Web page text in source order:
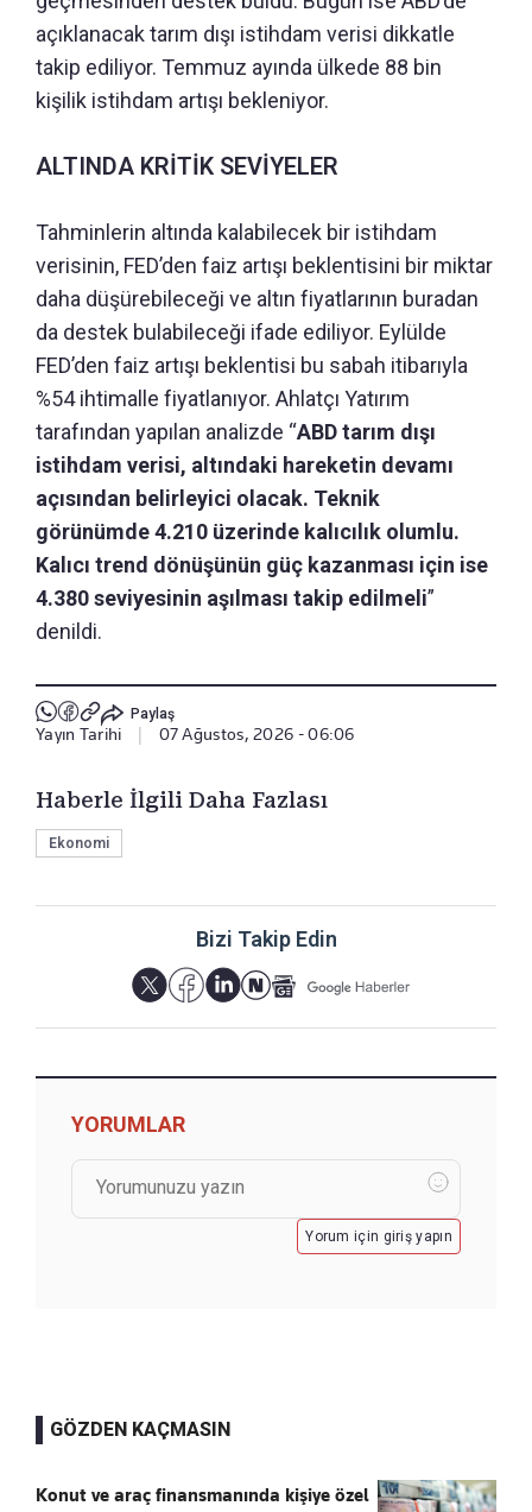
açıklanacak tarım dışı istihdam verisi dikkatle
takip ediliyor. Temmuz ayında ülkede 88 bin
kişilik istihdam artışı bekleniyor.
ALTINDA KRİTİK SEVİYELER
Tahminlerin altında kalabilecek bir istihdam
verisinin, FED’den faiz artışı beklentisini bir miktar
daha düşürebileceği ve altın fiyatlarının buradan
da destek bulabileceği ifade ediliyor. Eylülde
FED’den faiz artışı beklentisi bu sabah itibarıyla
%54 ihtimalle fiyatlanıyor. Ahlatçı Yatırım
tarafından yapılan analizde “ABD tarım dışı
istihdam verisi, altındaki hareketin devamı
açısından belirleyici olacak. Teknik
görünümde 4.210 üzerinde kalıcılık olumlu.
Kalıcı trend dönüşünün güç kazanması için ise
4.380 seviyesinin aşılması takip edilmeli”
denildi.
Paylaş
Yayın Tarihi 07 Ağustos, 2026 - 06:06
Haberle İlgili Daha Fazlası
Ekonomi
Bizi Takip Edin
YORUMLAR
Yorum için giriş yapın
GÖZDEN KAÇMASIN
Konut ve araç finansmanında kişiye özel